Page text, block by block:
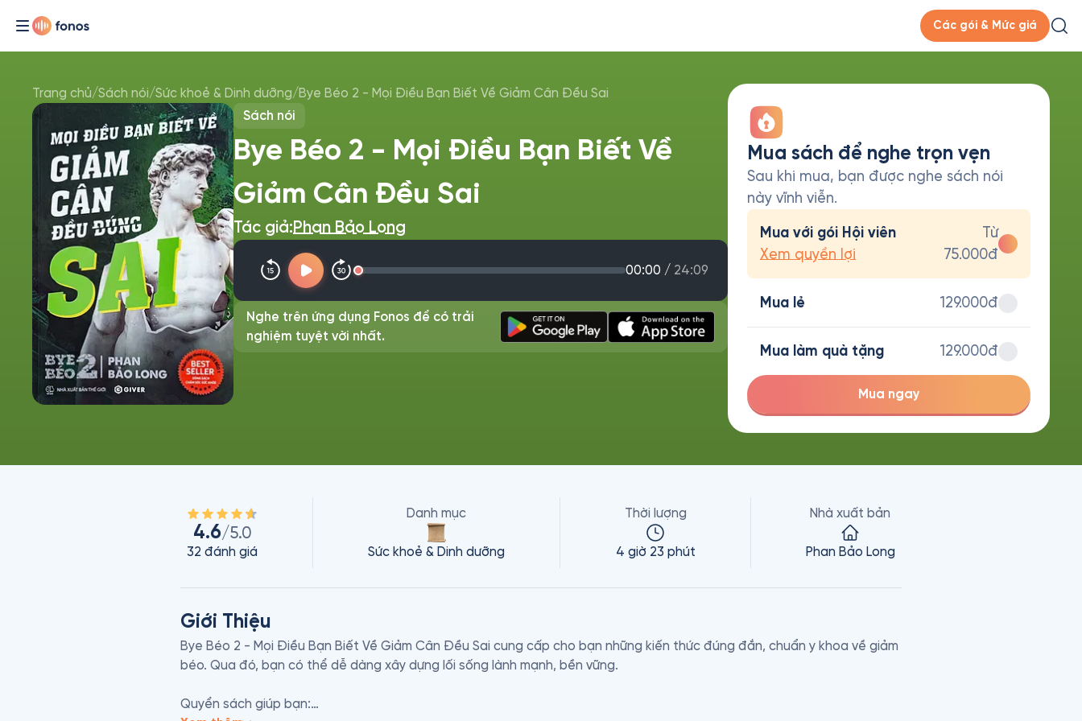
Các gói & Mức giá
Trang chủ/Sách nói/Sức khoẻ & Dinh dưỡng/Bye Béo 2 - Mọi Điều Bạn Biết Về Giảm Cân Đều Sai
Sách nói
Bye Béo 2 - Mọi Điều Bạn Biết Về
Giảm Cân Đều Sai
Tác giả:Phan Bảo Long
00:00 / 24:09
Nghe trên ứng dụng Fonos để có trải
nghiệm tuyệt vời nhất.
Mua sách để nghe trọn vẹn
Sau khi mua, bạn được nghe sách nói
này vĩnh viễn.
Mua với gói Hội viên
Xem quyền lợi
Từ
75.000đ
Mua lẻ 129.000đ
Mua làm quà tặng 129.000đ
Mua ngay
4.6/5.0
32 đánh giá
Danh mục
Sức khoẻ & Dinh dưỡng
Thời lượng
4 giờ 23 phút
Nhà xuất bản
Phan Bảo Long
Giới Thiệu
Bye Béo 2 - Mọi Điều Bạn Biết Về Giảm Cân Đều Sai cung cấp cho bạn những kiến thức đúng đắn, chuẩn y khoa về giảm
béo. Qua đó, bạn có thể dễ dàng xây dựng lối sống lành mạnh, bền vững.
Quyển sách giúp bạn: